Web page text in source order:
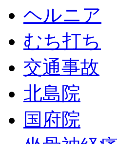
ヘルニア
むち打ち
交通事故
北島院
国府院